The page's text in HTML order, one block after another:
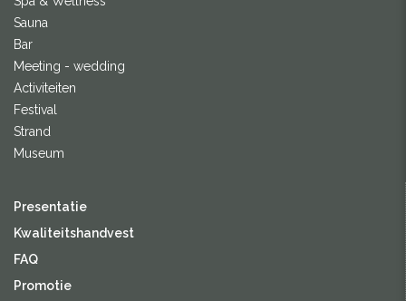
Sauna
Bar
Meeting - wedding
Activiteiten
Festival
Strand
Museum
Presentatie
Kwaliteitshandvest
FAQ
Promotie